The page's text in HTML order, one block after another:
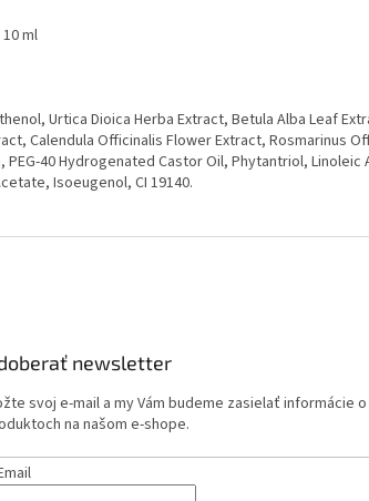
ml
Urtica Dioica Herba Extract, Betula Alba Leaf
Calendula Officinalis Flower Extract, Rosmarinus
40 Hydrogenated Castor Oil, Phytantriol, Linoleic
Isoeugenol, CI 19140.
newsletter
svoj e-mail a my Vám budeme zasielať informácie
na našom e-shope.